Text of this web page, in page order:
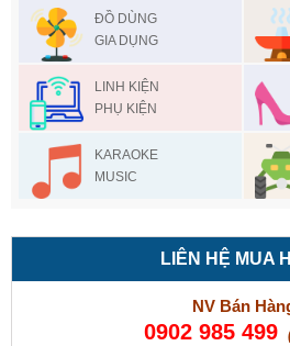
ĐỒ DÙNG
GIA DỤNG
LINH KIỆN
PHỤ KIỆN
KARAOKE
MUSIC
LIÊN HỆ MUA
NV Bán
0902 985 499